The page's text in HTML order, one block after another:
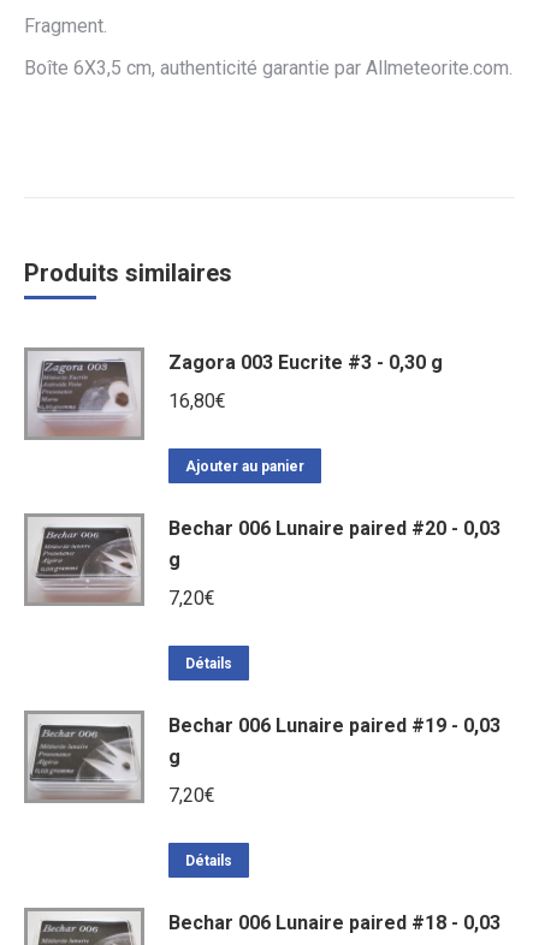
Fragment.
Boîte 6X3,5 cm, authenticité garantie par Allmeteorite.com.
Produits similaires
Zagora 003 Eucrite #3 - 0,30 g
16,80€
Ajouter au panier
Bechar 006 Lunaire paired #20 - 0,03
g
7,20€
Détails
Bechar 006 Lunaire paired #19 - 0,03
g
7,20€
Détails
Bechar 006 Lunaire paired #18 - 0,03